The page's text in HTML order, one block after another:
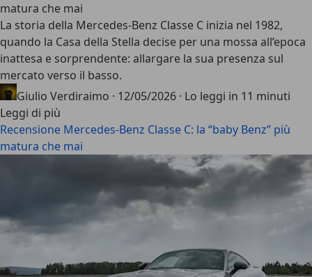
matura che mai
La storia della Mercedes-Benz Classe C inizia nel 1982,
quando la Casa della Stella decise per una mossa all’epoca
inattesa e sorprendente: allargare la sua presenza sul
mercato verso il basso.
Giulio Verdiraimo · 12/05/2026 · Lo leggi in 11 minuti
Leggi di più
Recensione Mercedes-Benz Classe C: la “baby Benz” più
matura che mai